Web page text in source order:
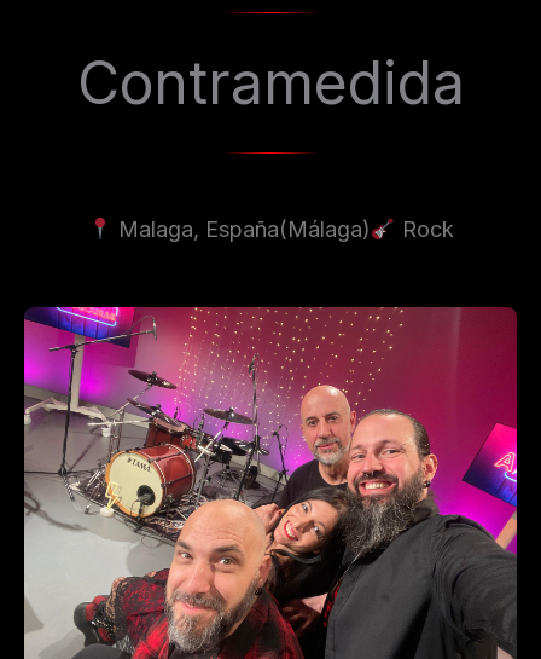
Contramedida
Malaga, España(Málaga) Rock